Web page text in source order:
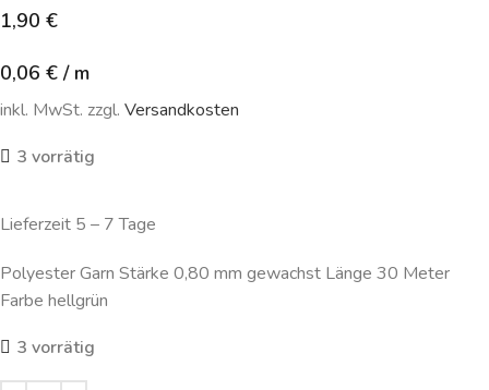
1,90 €
0,06 € / m
inkl. MwSt. zzgl. Versandkosten
3 vorrätig
Lieferzeit 5 – 7 Tage
Polyester Garn Stärke 0,80 mm gewachst Länge 30 Meter
Farbe hellgrün
3 vorrätig